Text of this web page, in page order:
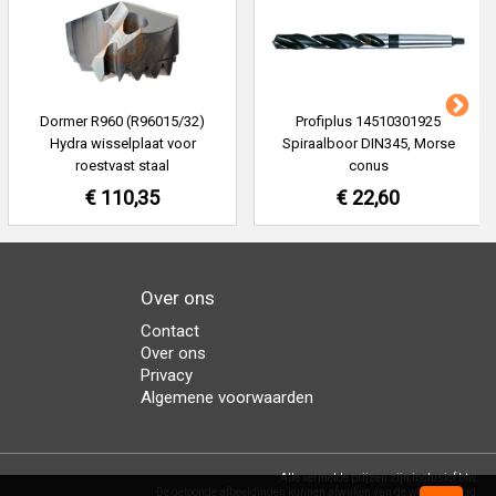
Dormer R960 (R96015/32)
Hydra wisselplaat voor
roestvast staal
€ 110,35
Profiplus 14510301925
Spiraalboor DIN345, Morse
conus
€ 22,60
Over ons
Contact
Over ons
Privacy
Algemene voorwaarden
Alle vermelde prijzen zijn inclusief btw.
De getoonde afbeeldingen kunnen afwijken van de werkelijkheid.